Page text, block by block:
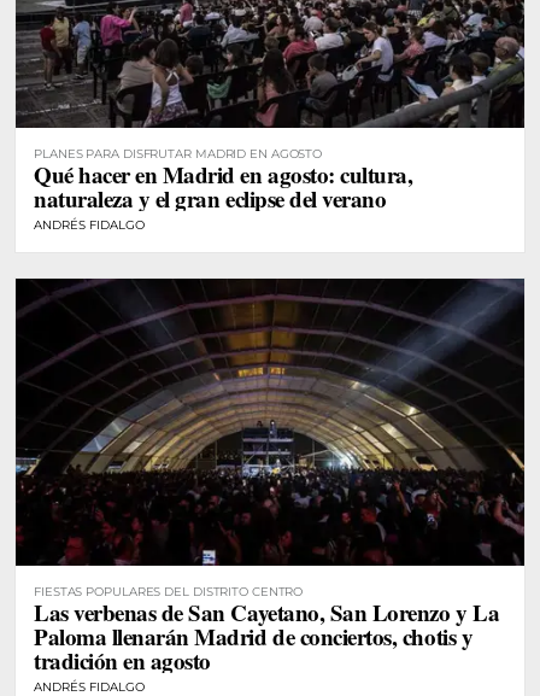
PLANES PARA DISFRUTAR MADRID EN AGOSTO
Qué hacer en Madrid en agosto: cultura,
naturaleza y el gran eclipse del verano
ANDRÉS FIDALGO
FIESTAS POPULARES DEL DISTRITO CENTRO
Las verbenas de San Cayetano, San Lorenzo y La
Paloma llenarán Madrid de conciertos, chotis y
tradición en agosto
ANDRÉS FIDALGO